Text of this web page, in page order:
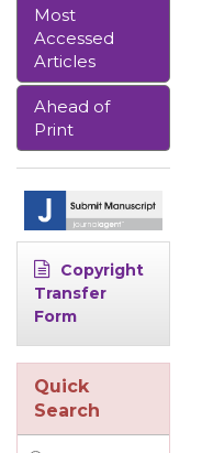
Most
Accessed
Articles
Ahead of
Print
Copyright
Transfer
Form
Quick
Search